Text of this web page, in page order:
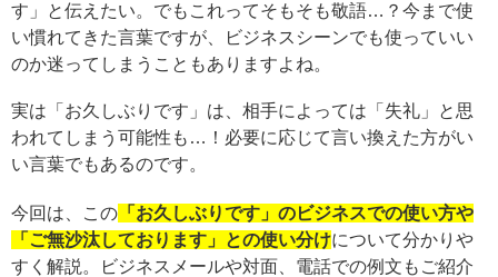
す」と伝えたい。でもこれってそもそも敬語…？今まで使
い慣れてきた言葉ですが、ビジネスシーンでも使っていい
のか迷ってしまうこともありますよね。
実は「お久しぶりです」は、相手によっては「失礼」と思
われてしまう可能性も…！必要に応じて言い換えた方がい
い言葉でもあるのです。
今回は、この 「お久しぶりです」のビジネスでの使い方や
「ご無沙汰しております」との使い分けについて分かりや
すく解説。ビジネスメールや対面、電話での例文もご紹介